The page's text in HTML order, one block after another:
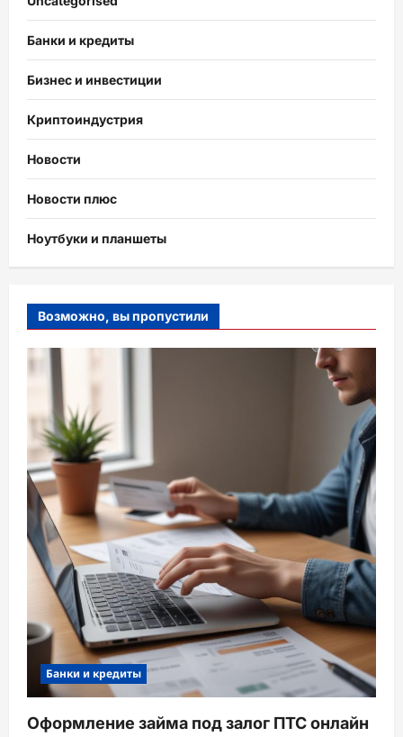
Банки и кредиты
Бизнес и инвестиции
Криптоиндустрия
Новости
Новости плюс
Ноутбуки и планшеты
Возможно, вы пропустили
Банки и кредиты
Оформление займа под залог ПТС онлайн